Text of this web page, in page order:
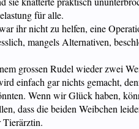
für alle.
ihr nicht zu helfen, eine
mangels Alternativen,
grossen Rudel wieder zwei
einfach gar nichts gemacht,
Wenn wir Glück haben,
dass die beiden Weibchen
Tierärztin.